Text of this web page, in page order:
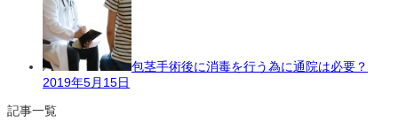
包茎手術後に消毒を行う為に通院は必要？
2019年5月15日
記事一覧